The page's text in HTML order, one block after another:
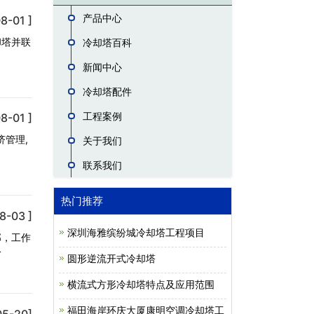
01 ]
并联
01 ]
管理,
03 ]
工作
产品中心
冷却塔百科
新闻中心
冷却塔配件
工程案例
关于我们
联系我们
热门推荐
深圳海雅缤纷城冷却塔工程项目
圆形逆流开式冷却塔
横流式方形冷却塔特点及应用范围
福田海岸环庆大厦康明空调冷却塔工